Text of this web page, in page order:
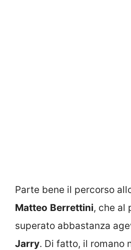
Parte bene il percorso
Matteo Berrettini, che al
superato abbastanza
Jarry. Di fatto, il romano